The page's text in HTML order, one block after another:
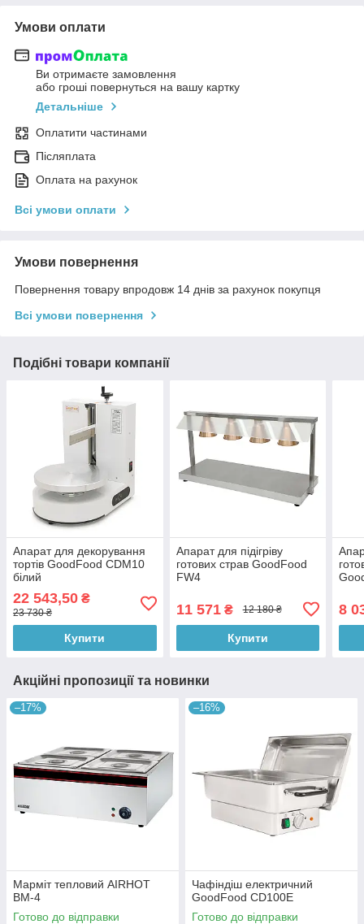
Умови оплати
Ви отримаєте замовлення
або гроші повернуться на вашу картку
Детальніше
Оплатити частинами
Післяплата
Оплата на рахунок
Всі умови оплати
Умови повернення
Повернення товару впродовж 14 днів за рахунок покупця
Всі умови повернення
Подібні товари компанії
Апарат для декорування
тортів GoodFood CDM10
білий
22 543,50 ₴
23 730 ₴
Купити
Апарат для підігріву
готових страв GoodFood
FW4
11 571₴ 12 180 ₴
Купити
8
Акційні пропозиції та новинки
–17%
Марміт тепловий AIRHOT
BM-4
Готово до відправки
–16%
Чафіндіш електричний
GoodFood CD100E
Готово до відправки